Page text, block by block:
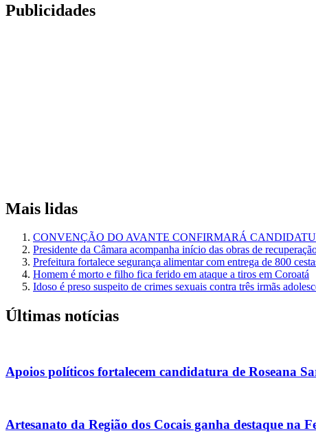
Publicidades
Mais lidas
CONVENÇÃO DO AVANTE CONFIRMARÁ
Presidente da Câmara acompanha início das obras de
Prefeitura fortalece segurança alimentar com entrega de 800
Homem é morto e filho fica ferido em ataque a tiros em Coroatá
Idoso é preso suspeito de crimes sexuais contra três irmãs
Últimas notícias
Apoios políticos fortalecem candidatura de Roseana
Artesanato da Região dos Cocais ganha destaque na